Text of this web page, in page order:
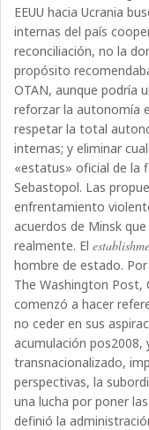
EEUU hacia Ucrania
internas del país
reconciliación, no la
propósito
OTAN, aunque podría
reforzar la autonomía
respetar la total
internas; y eliminar
«estatus» oficial de la
Sebastopol. Las
enfrentamiento
acuerdos de Minsk
realmente. El
hombre de estado.
The Washington Post,
comenzó a hacer
no ceder en sus
acumulación pos2008,
transnacionalizado,
perspectivas, la
una lucha por poner
definió la